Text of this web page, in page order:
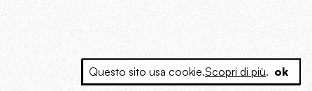
Questo sito usa cookie.Scopri di più. ok